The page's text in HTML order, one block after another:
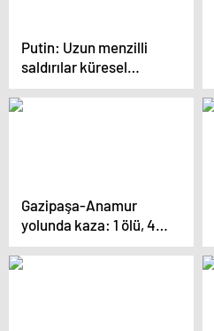
Putin: Uzun menzilli
saldırılar küresel
çatışma riskini artırıyor
Gazipaşa-Anamur
yolunda kaza: 1 ölü, 4
yaralı